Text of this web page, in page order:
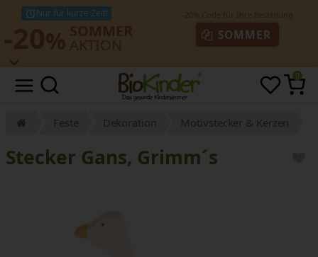
Nur für kurze Zeit!
SOMMER
0
Feste Dekoration Motivstecker & Kerzen
Stecker Gans, Grimm´s